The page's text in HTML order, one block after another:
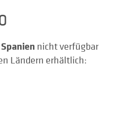
Spanien nicht verfügbar
Ländern erhältlich: